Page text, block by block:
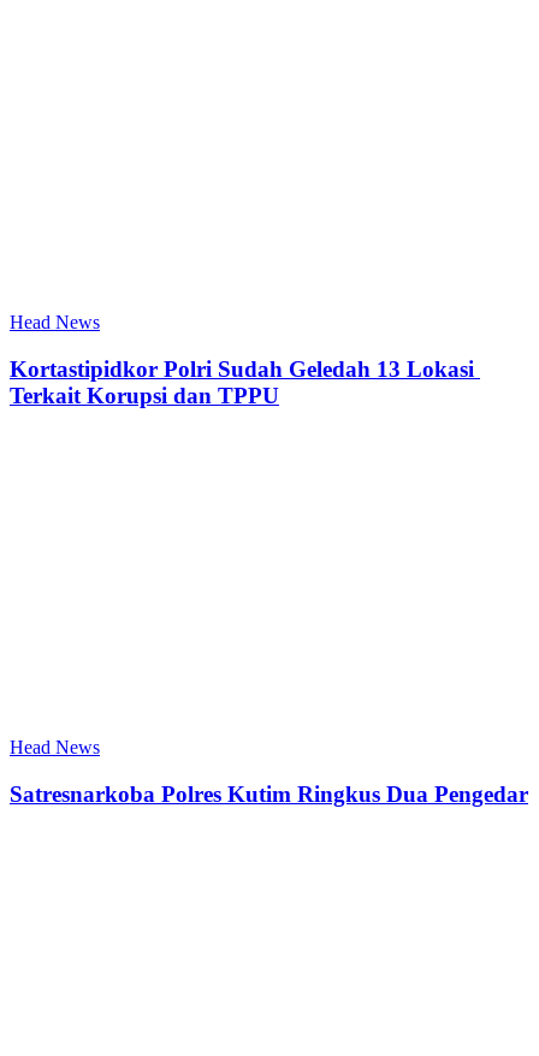
Head News
Kortastipidkor Polri Sudah Geledah 13 Lokasi
Terkait Korupsi dan TPPU
Head News
Satresnarkoba Polres Kutim Ringkus Dua Pengedar